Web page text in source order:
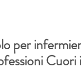
per
Cuori